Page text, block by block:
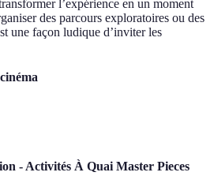
l’expérience en un moment
des parcours exploratoires ou des
une façon ludique d’inviter les
- Activités À Quai Master Pieces